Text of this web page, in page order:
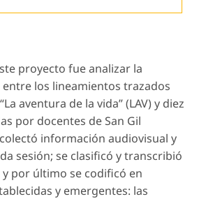
proyecto fue analizar la
los lineamientos trazados
aventura de la vida” (LAV) y diez
por docentes de San Gil
información audiovisual y
sesión; se clasificó y transcribió
por último se codificó en
y emergentes: las